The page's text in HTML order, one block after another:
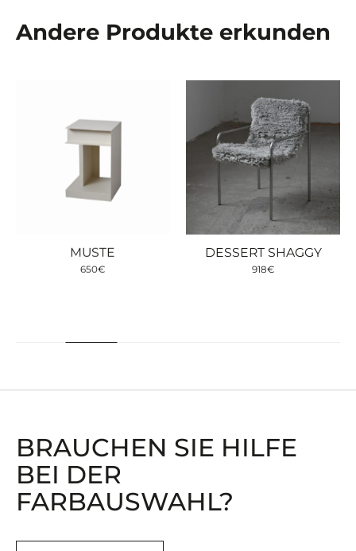
Andere Produkte erkunden
MUSTE
650€
DESSERT SHAGGY
918€
BRAUCHEN SIE HILFE
BEI ​​DER
FARBAUSWAHL?